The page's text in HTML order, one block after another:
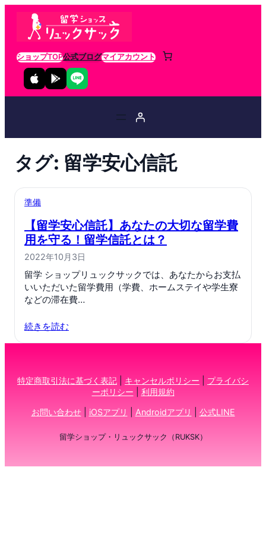
ショップTOP公式ブログマイアカウント
タグ: 留学安心信託
準備
【留学安心信託】あなたの大切な留学費
用を守る！留学信託とは？
2022年10月3日
留学 ショップリュックサックでは、あなたからお支払
いいただいた留学費用（学費、ホームステイや学生寮
などの滞在費…
続きを読む
特定商取引法に基づく表記 キャンセルポリシー
プライバシ
ーポリシー
利用規約
お問い合わせ| iOSアプリ Androidアプリ 公式LINE
留学ショップ・リュックサック（RUKSK）